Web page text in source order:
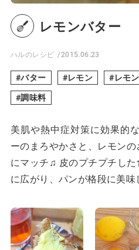
レモンバター
ハルのレシピ 2015.06.23
バター レモン レモ
調味料
美肌や熱中症対策に効果的
ーのまろやかさと、レモン
にマッチ♫ 皮のプチプチし
に広がり、パンが格段に美味